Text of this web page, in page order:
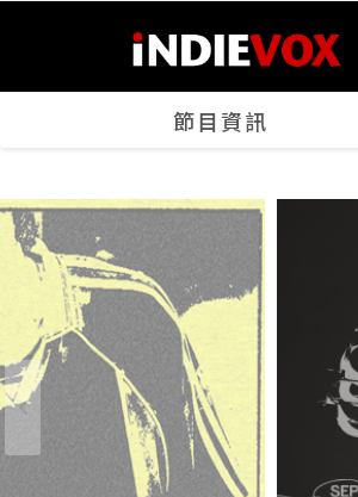
節目資訊